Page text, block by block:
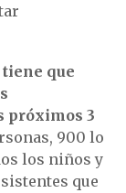
que
próximos 3
900 lo
los niños y
que